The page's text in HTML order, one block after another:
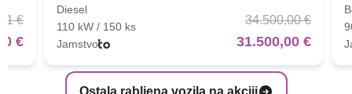
Ostala rabljena vozila na akciji
€
€
Diesel
110 kW / 150 ks
Jamstvo
34.500,00 €
31.500,00 €